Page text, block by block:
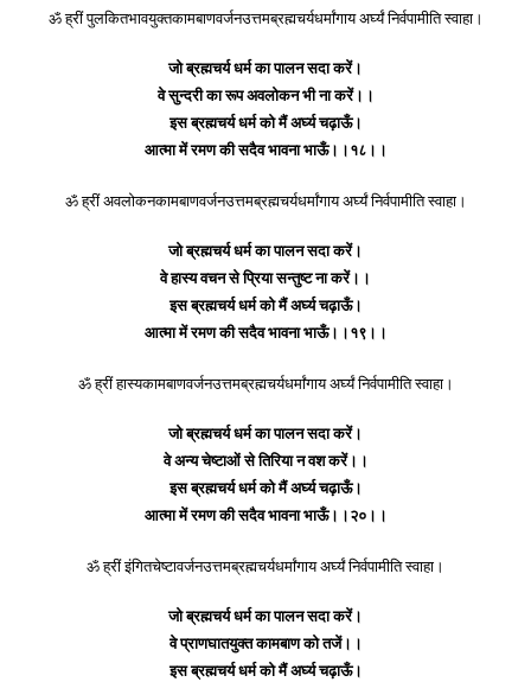
ॐ ह्रीं पुलकितभावयुक्तकामबाणवर्जनउत्तमब्रह्मचर्यधर्मांगाय अर्घ्यं निर्वपामीति स्वाहा।
जो ब्रह्मचर्य धर्म का पालन सदा करें।
वे सुन्दरी का रूप अवलोकन भी ना करें।।
इस ब्रह्मचर्य धर्म को मैं अर्घ्य चढ़ाऊँ।
आत्मा में रमण की सदैव भावना भाऊँ।।१८।।
ॐ ह्रीं अवलोकनकामबाणवर्जनउत्तमब्रह्मचर्यधर्मांगाय अर्घ्यं निर्वपामीति स्वाहा।
जो ब्रह्मचर्य धर्म का पालन सदा करें।
वे हास्य वचन से प्रिया सन्तुष्ट ना करें।।
इस ब्रह्मचर्य धर्म को मैं अर्घ्य चढ़ाऊँ।
आत्मा में रमण की सदैव भावना भाऊँ।।१९।।
ॐ ह्रीं हास्यकामबाणवर्जनउत्तमब्रह्मचर्यधर्मांगाय अर्घ्यं निर्वपामीति स्वाहा।
जो ब्रह्मचर्य धर्म का पालन सदा करें।
वे अन्य चेष्टाओं से तिरिया न वश करें।।
इस ब्रह्मचर्य धर्म को मैं अर्घ्य चढ़ाऊँ।
आत्मा में रमण की सदैव भावना भाऊँ।।२०।।
ॐ ह्रीं इंगितचेष्टावर्जनउत्तमब्रह्मचर्यधर्मांगाय अर्घ्यं निर्वपामीति स्वाहा।
जो ब्रह्मचर्य धर्म का पालन सदा करें।
वे प्राणघातयुक्त कामबाण को तजें।।
इस ब्रह्मचर्य धर्म को मैं अर्घ्य चढ़ाऊँ।